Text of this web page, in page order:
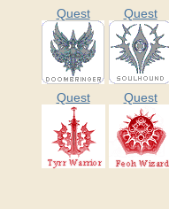
Quest Quest
Quest Quest